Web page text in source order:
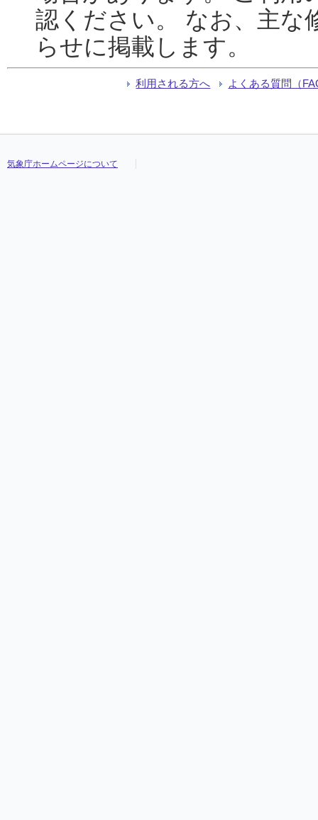
認ください。 なお、主な
らせに掲載します。
利用される方へ よくある質問（
気象庁ホームページについて